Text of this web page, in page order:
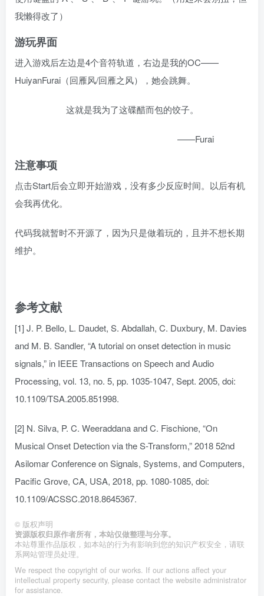
我懒得改了）
游玩界面
进入游戏后左边是4个音符轨道，右边是我的OC——
HuiyanFurai（回雁风/回雁之风），她会跳舞。
这就是我为了这碟醋而包的饺子。
——Furai
注意事项
点击Start后会立即开始游戏，没有多少反应时间。以后有机
会我再优化。
代码我就暂时不开源了，因为只是做着玩的，且并不想长期
维护。
参考文献
[1] J. P. Bello, L. Daudet, S. Abdallah, C. Duxbury, M. Davies
and M. B. Sandler, “A tutorial on onset detection in music
signals,” in IEEE Transactions on Speech and Audio
Processing, vol. 13, no. 5, pp. 1035-1047, Sept. 2005, doi:
10.1109/TSA.2005.851998.
[2] N. Silva, P. C. Weeraddana and C. Fischione, “On
Musical Onset Detection via the S-Transform,” 2018 52nd
Asilomar Conference on Signals, Systems, and Computers,
Pacific Grove, CA, USA, 2018, pp. 1080-1085, doi:
10.1109/ACSSC.2018.8645367.
© 版权声明
资源版权归原作者所有，本站仅做整理与分享。
本站尊重作品版权，如本站的行为有影响到您的知识产权安全，请联
系网站管理员处理。
We respect the copyright of our works. If our actions affect your
intellectual property security, please contact the website administrator
for assistance.